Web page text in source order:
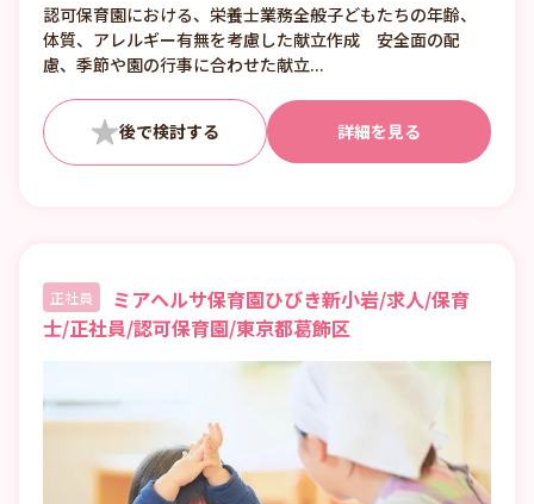
認可保育園における、栄養士業務全般子どもたちの年齢、
体質、アレルギー有無を考慮した献立作成 安全面の配
慮、季節や園の行事に合わせた献立...
詳細を見る
正社員
ミアヘルサ保育園ひびき新小岩/求人/保育
士/正社員/認可保育園/東京都葛飾区